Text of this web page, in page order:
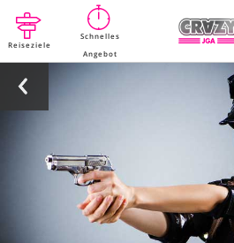
Reiseziele
Schnelles
Angebot